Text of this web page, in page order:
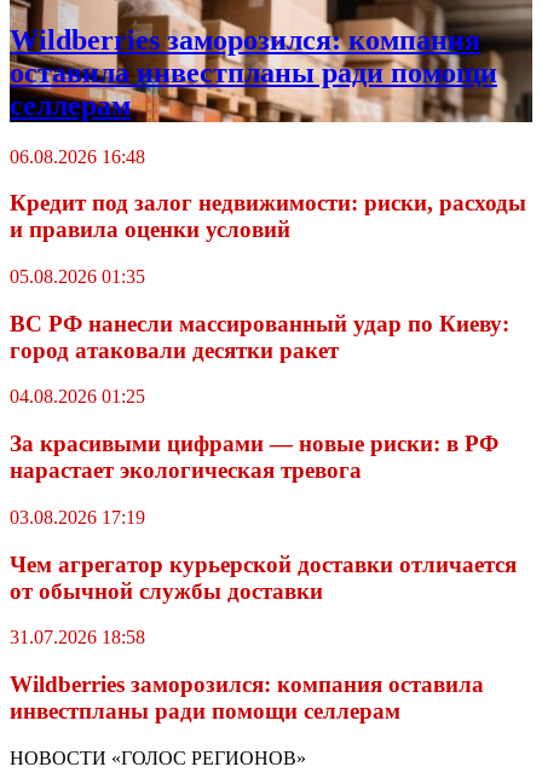
Wildberriеs заморозился: компания
оставила инвестпланы ради помощи
селлерам
06.08.2026 16:48
Кредит под залог недвижимости: риски, расходы
и правила оценки условий
05.08.2026 01:35
ВС РФ нанесли массированный удар по Киеву:
город атаковали десятки ракет
04.08.2026 01:25
За красивыми цифрами — новые риски: в РФ
нарастает экологическая тревога
03.08.2026 17:19
Чем агрегатор курьерской доставки отличается
от обычной службы доставки
31.07.2026 18:58
Wildberriеs заморозился: компания оставила
инвестпланы ради помощи селлерам
НОВОСТИ «ГОЛОС РЕГИОНОВ»